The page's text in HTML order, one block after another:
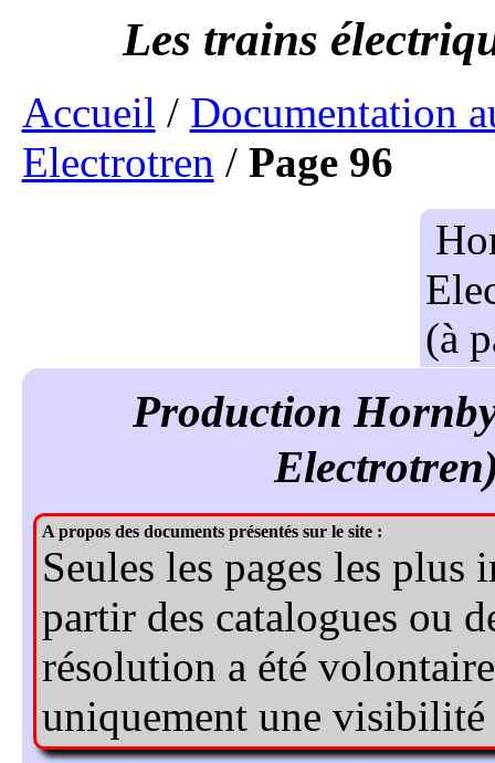
Accueil / Documentation
Electrotren / Page 96